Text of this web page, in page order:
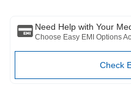
Need Help with Your
Choose Easy EMI Options
Check